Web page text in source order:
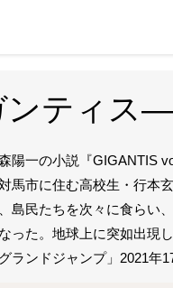
ンティス―
陽一の小説『GIGANTIS
馬市に住む高校生・行本
島民たちを次々に食らい
った。地球上に突如出現
グランドジャンプ」2021年